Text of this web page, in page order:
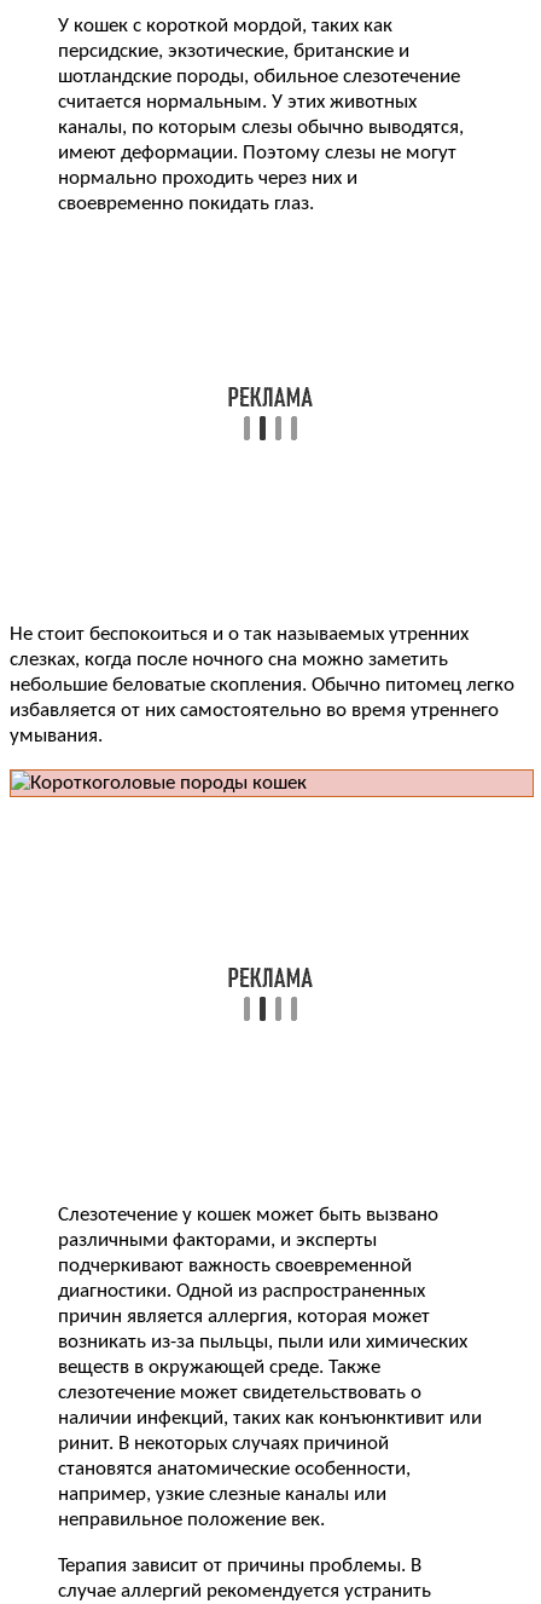
У кошек с короткой мордой, таких как
персидские, экзотические, британские и
шотландские породы, обильное слезотечение
считается нормальным. У этих животных
каналы, по которым слезы обычно выводятся,
имеют деформации. Поэтому слезы не могут
нормально проходить через них и
своевременно покидать глаз.
Не стоит беспокоиться и о так называемых утренних
слезках, когда после ночного сна можно заметить
небольшие беловатые скопления. Обычно питомец легко
избавляется от них самостоятельно во время утреннего
умывания.
Слезотечение у кошек может быть вызвано
различными факторами, и эксперты
подчеркивают важность своевременной
диагностики. Одной из распространенных
причин является аллергия, которая может
возникать из-за пыльцы, пыли или химических
веществ в окружающей среде. Также
слезотечение может свидетельствовать о
наличии инфекций, таких как конъюнктивит или
ринит. В некоторых случаях причиной
становятся анатомические особенности,
например, узкие слезные каналы или
неправильное положение век.
Терапия зависит от причины проблемы. В
случае аллергий рекомендуется устранить